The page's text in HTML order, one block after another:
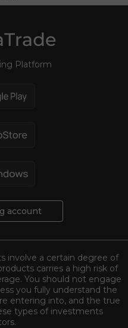
Platform
account
involve a certain degree of
carries a high risk of
You should not engage
you fully understand the
entering into, and the true
types of investments